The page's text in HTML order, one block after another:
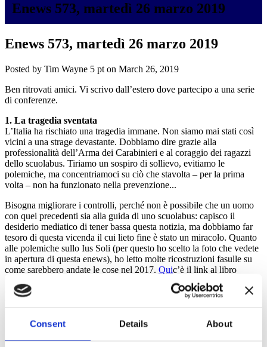
Consent Details About
Enews 573, martedì 26 marzo 2019
Enews 573, martedì 26 marzo 2019
Posted by Tim Wayne 5 pt on March 26, 2019
Ben ritrovati amici. Vi scrivo dall’estero dove partecipo a una serie
di conferenze.
1. La tragedia sventata
L’Italia ha rischiato una tragedia immane. Non siamo mai stati così
vicini a una strage devastante. Dobbiamo dire grazie alla
professionalità dell’Arma dei Carabinieri e al coraggio dei ragazzi
dello scuolabus. Tiriamo un sospiro di sollievo, evitiamo le
polemiche, ma concentriamoci su ciò che stavolta – per la prima
volta – non ha funzionato nella prevenzione...
Bisogna migliorare i controlli, perché non è possibile che un uomo
con quei precedenti sia alla guida di uno scuolabus: capisco il
desiderio mediatico di tener bassa questa notizia, ma dobbiamo far
tesoro di questa vicenda il cui lieto fine è stato un miracolo. Quanto
alle polemiche sullo Ius Soli (per questo ho scelto la foto che vedete
in apertura di questa enews), ho letto molte ricostruzioni fasulle su
come sarebbero andate le cose nel 2017. Quic’è il link al libro
“Un’Altra Strada” dove da pagina 75 a 81 trovate una ricostruzione
che nessuno è in grado di smentire. Semplicemente perché è la
verità. Con le bugie e le ricostruzioni di comodo si va poco lontano.
Anche il caos della Brexit dimostra che le menzogne, peraltro,